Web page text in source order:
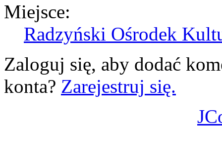
Miejsce:
Radzyński Ośrodek
Zaloguj się, aby dodać
konta? Zarejestruj się.